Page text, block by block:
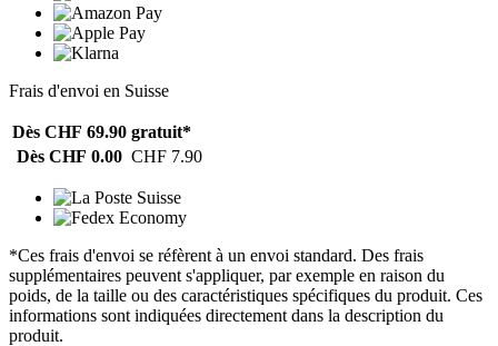
Frais d'envoi en Suisse
Dès CHF 69.90 gratuit*
Dès CHF 0.00 CHF 7.90
*Ces frais d'envoi se réfèrent à un envoi standard. Des frais
supplémentaires peuvent s'appliquer, par exemple en raison du
poids, de la taille ou des caractéristiques spécifiques du produit. Ces
informations sont indiquées directement dans la description du
produit.